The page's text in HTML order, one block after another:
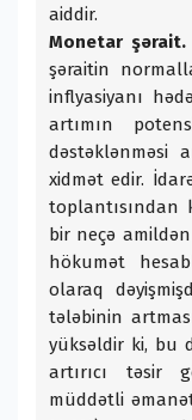
aiddir.
Monetar şərait.
şəraitin
inflyasiyanı
artımın
dəstəklənməsi
xidmət edir.
toplantısından
bir neçə
hökumət
olaraq
tələbinin
yüksəldir ki, bu
artırıcı təsir
müddətli